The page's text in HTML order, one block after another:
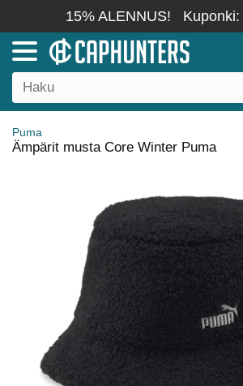
15% ALENNUS! Kuponki:
Puma
Ämpärit musta Core Winter Puma